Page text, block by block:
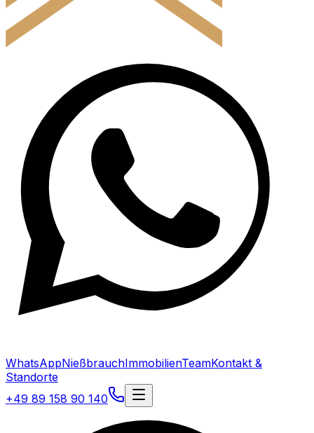
WhatsAppNießbrauchImmobilienTeamKontakt &
Standorte
+49 89 158 90 140